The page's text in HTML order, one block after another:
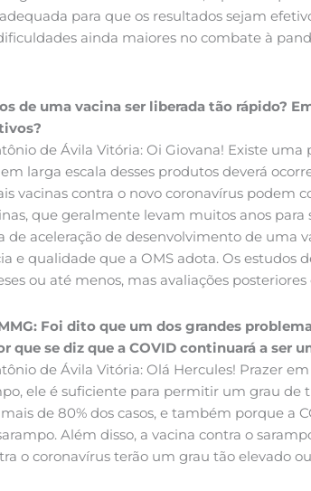
para que os resultados sejam
ainda maiores no combate à
de uma vacina ser liberada tão rápido?
de Ávila Vitória: Oi Giovana! Existe
larga escala desses produtos deverá
vacinas contra o novo coronavírus podem
que geralmente levam muitos anos
de aceleração de desenvolvimento de
e qualidade que a OMS adota. Os
ou até menos, mas avaliações
Foi dito que um dos grandes
se diz que a COVID continuará a ser
de Ávila Vitória: Olá Hercules! Prazer
ele é suficiente para permitir um grau
de 80% dos casos, e também porque a
Além disso, a vacina contra o
o coronavírus terão um grau tão elevado